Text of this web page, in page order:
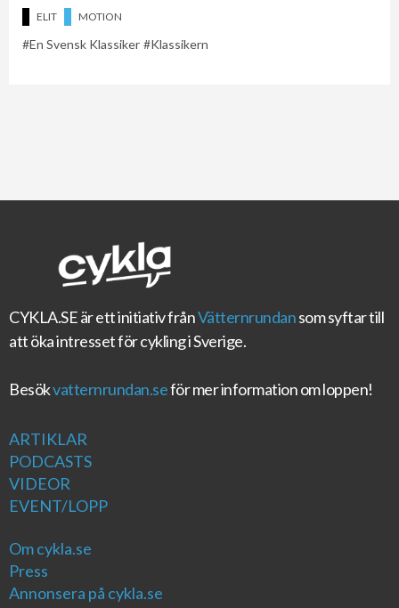
ELIT MOTION
En Svensk Klassiker Klassikern
CYKLA.SEär ett initiativ frånVätternrundansom syftar till
att öka intresset för cykling i Sverige.
Besökvatternrundan.seför mer information om loppen!
ARTIKLAR
PODCASTS
VIDEOR
EVENT/LOPP
Om cykla.se
Press
Annonsera på cykla.se